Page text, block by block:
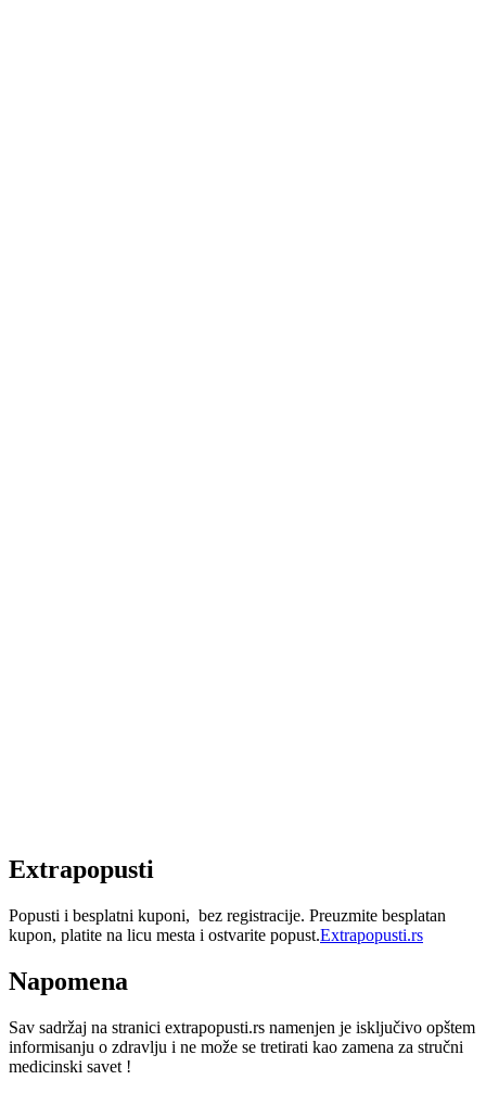
Extrapopusti
Popusti i besplatni kuponi, bez registracije. Preuzmite besplatan
kupon, platite na licu mesta i ostvarite popust.Extrapopusti.rs
Napomena
Sav sadržaj na stranici extrapopusti.rs namenjen je isključivo opštem
informisanju o zdravlju i ne može se tretirati kao zamena za stručni
medicinski savet !